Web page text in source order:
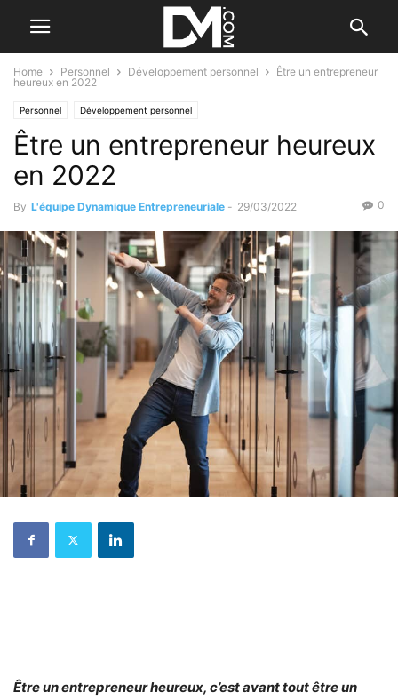
Home Personnel Développement personnel
Être un entrepreneur
heureux en 2022
Personnel Développement personnel
Être un entrepreneur heureux
en 2022
By L'équipe Dynamique Entrepreneuriale - 29/03/2022 0
Être un entrepreneur heureux, c’est avant tout être un